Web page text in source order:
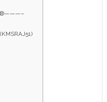
®———–